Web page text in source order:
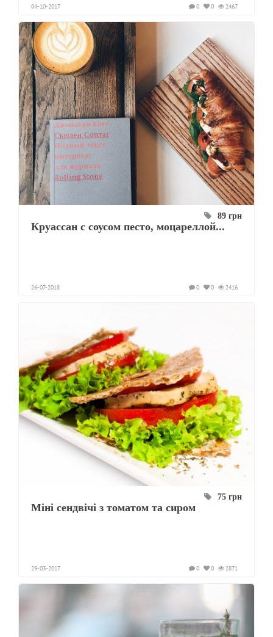
04-10-2017 2467
0
0
89 грн
Круассан с соусом песто, моцареллой...
26-07-2018 2416
0
0
75 грн
Міні сендвічі з томатом та сиром
29-03-2017 2871
0
0